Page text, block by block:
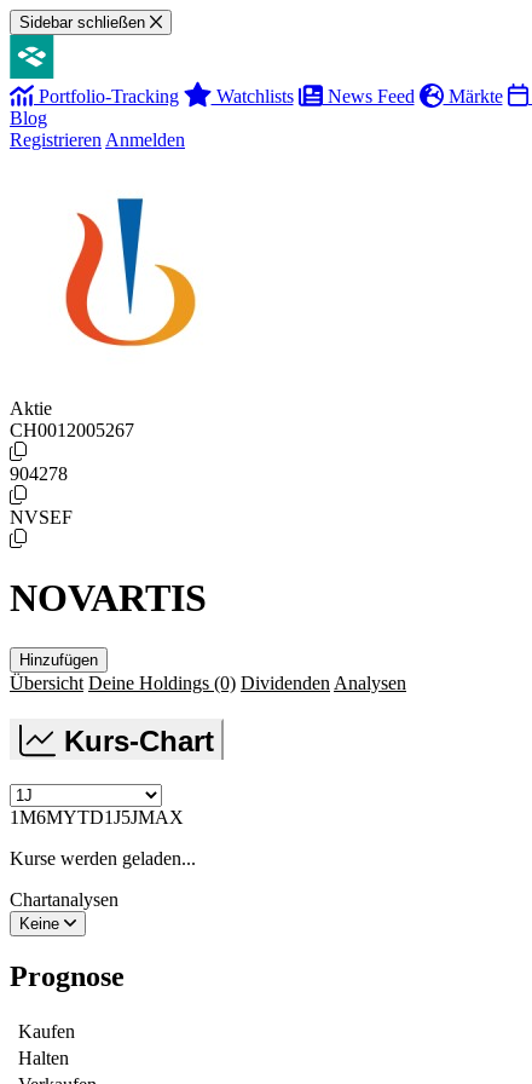
Sidebar schließen
Portfolio-Tracking Watchlists News Feed Märkte
Blog
Registrieren Anmelden
Aktie
CH0012005267
904278
NVSEF
NOVARTIS
Hinzufügen
Übersicht Deine Holdings (0) Dividenden Analysen
Kurs-Chart
1M6MYTD1J5JMAX
Kurse werden geladen...
Chartanalysen
Keine
Prognose
Kaufen
Halten